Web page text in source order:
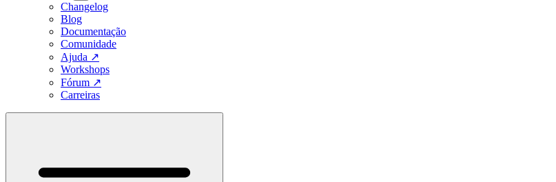
Changelog
Blog
Documentação
Comunidade
Ajuda ↗
Workshops
Fórum ↗
Carreiras